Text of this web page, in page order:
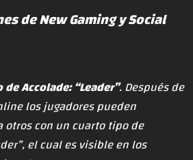
de New Gaming y Social
Accolade: “Leader”. Después de
los jugadores pueden
otros con un cuarto tipo de
el cual es visible en los